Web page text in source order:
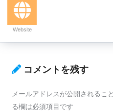
Website
コメントを残す
メールアドレスが公開されるこ
る欄は必須項目です